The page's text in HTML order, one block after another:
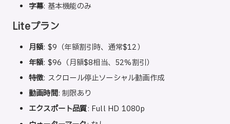
字幕: 基本機能のみ
Liteプラン
月額: $9（年額割引時、通常$12）
年額: $96（月額$8相当、52%割引）
特徴: スクロール停止ソーシャル動画作成
動画時間: 制限あり
エクスポート品質: Full HD 1080p